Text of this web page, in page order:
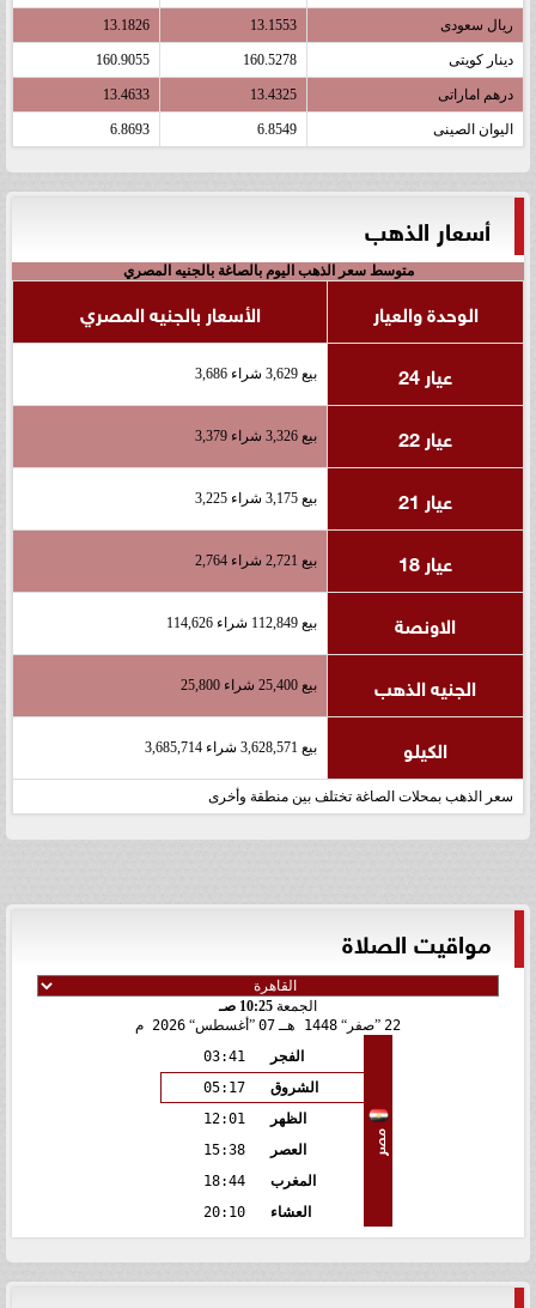
ريال سعودى 13.1553
13.1826
دينار كويتى 160.5278
160.9055
درهم اماراتى 13.4325
13.4633
اليوان الصينى 6.8549
6.8693
أسعار الذهب
متوسط سعر الذهب اليوم بالصاغة بالجنيه المصري
الوحدة والعيار
الأسعار بالجنيه المصري
عيار 24
بيع 3,629 شراء 3,686
عيار 22 بيع 3,326 شراء 3,379
عيار 21 بيع 3,175 شراء 3,225
عيار 18 بيع 2,721 شراء 2,764
الاونصة بيع 112,849 شراء 114,626
الجنيه الذهب بيع 25,400 شراء 25,800
الكيلو بيع 3,628,571 شراء 3,685,714
سعر الذهب بمحلات الصاغة تختلف بين منطقة وأخرى
مواقيت الصلاة
الجمعة 10:25 صـ
22
صفر 1448 هـ 07 أغسطس 2026 م
مصر
الفجر
03:41
الشروق
05:17
الظهر
12:01
العصر
15:38
المغرب
18:44
العشاء
20:10